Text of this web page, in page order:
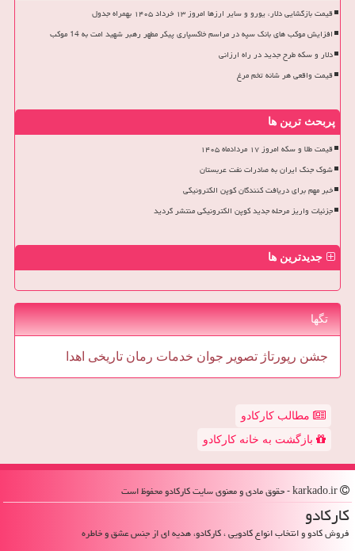
قیمت بازگشایی دلار، یورو و سایر ارزها امروز ۱۳ خرداد ۱۴۰۵ بهمراه جدول
افزایش موکب های بانک سپه در مراسم خاکسپاری پیکر مطهر رهبر شهید امت به 14 موکب
دلار و سکه طرح جدید در راه ارزانی
قیمت واقعی هر شانه تخم مرغ
پربحث ترین ها
قیمت طلا و سکه امروز ۱۷ مردادماه ۱۴۰۵
شوک جنگ ایران به صادرات نفت عربستان
خبر مهم برای دریافت کنندگان کوپن الکترونیکی
جزئیات واریز مرحله جدید کوپن الکترونیکی منتشر گردید
جدیدترین ها
تگها
جشن رپورتاژ تصویر جوان خدمات رمان تاریخی اهدا
مطالب کارکادو
بازگشت به خانه کارکادو
كاركادو
فروش کادو و انتخاب انواع کادویی ، کارکادو، هدیه ای از جنس عشق و خاطره